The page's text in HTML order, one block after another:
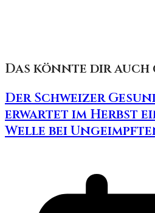
Das könnte dir
Der Schweizer
erwartet im Herbst
Welle bei